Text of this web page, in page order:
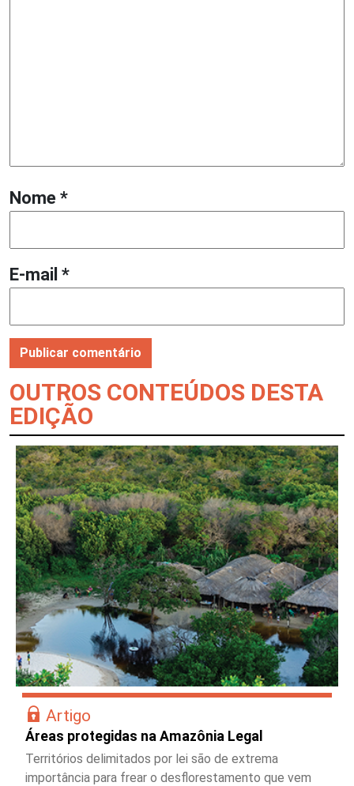
Nome *
E-mail *
OUTROS CONTEÚDOS DESTA
EDIÇÃO
Artigo
Áreas protegidas na Amazônia Legal
Territórios delimitados por lei são de extrema
importância para frear o desflorestamento que vem